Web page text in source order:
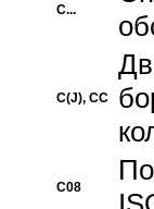
C...
C(J), CC
C08